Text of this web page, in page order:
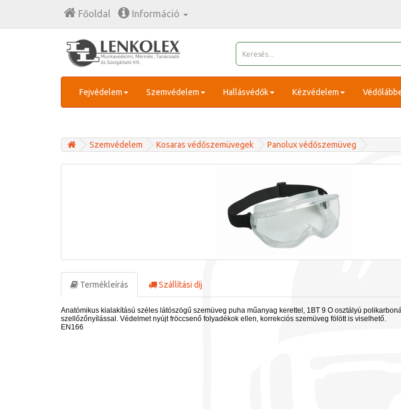
Főoldal Információ
Fejvédelem Szemvédelem Hallásvédők Kézvédelem
Szemvédelem Kosaras védőszemüvegek Panolux védőszemüveg
Termékleírás Szállítási díj
Anatómikus kialakítású széles látószögű szemüveg puha műanyag kerettel, 1BT 9 O osztályú
szellőzőnyílással. Védelmet nyújt fröccsenő folyadékok ellen, korrekciós szemüveg fölött is viselhető.
EN166